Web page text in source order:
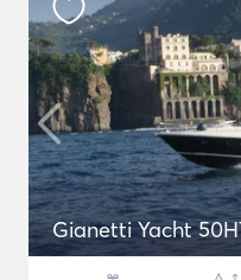
Gianetti Yacht